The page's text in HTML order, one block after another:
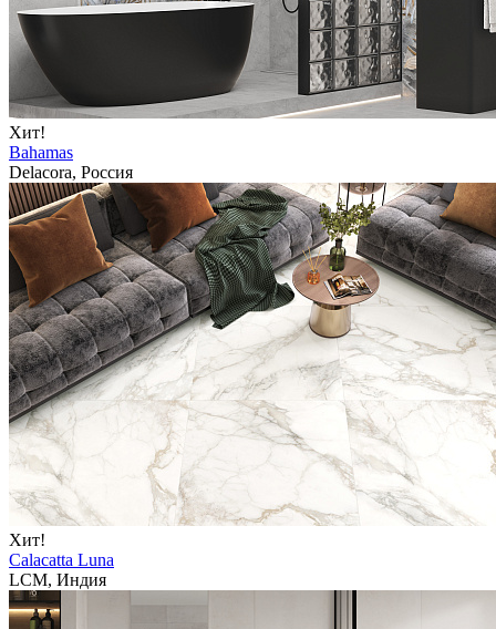
Хит!
Bahamas
Delacora, Россия
Хит!
Calacatta Luna
LCM, Индия